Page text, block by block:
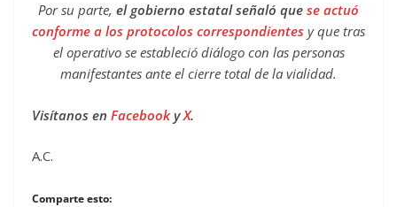
Por su parte, el gobierno estatal señaló que se actuó
conforme a los protocolos correspondientes y que tras
el operativo se estableció diálogo con las personas
manifestantes ante el cierre total de la vialidad.
Visítanos en FacebookyX.
A.C.
Comparte esto: